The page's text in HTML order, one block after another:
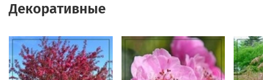
Декоративные